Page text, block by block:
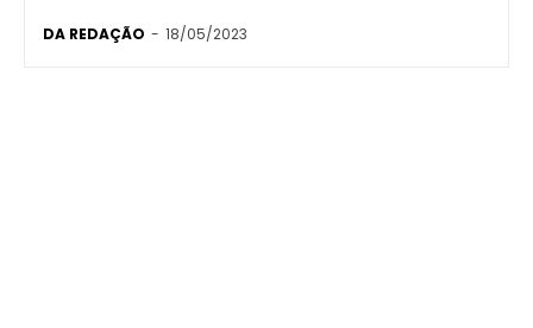
DA REDAÇÃO - 18/05/2023